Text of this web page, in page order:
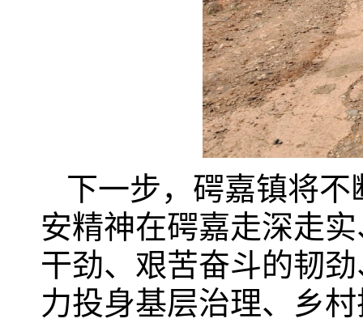
下一步，𥔲嘉镇将
安精神在𥔲嘉走深走
干劲、艰苦奋斗的韧
力投身基层治理、乡